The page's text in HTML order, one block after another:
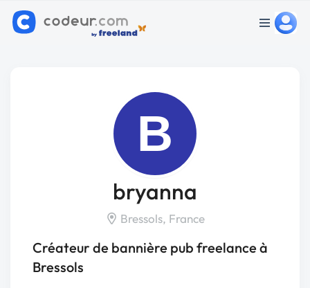
B
bryanna
Bressols, France
Créateur de bannière pub freelance à
Bressols